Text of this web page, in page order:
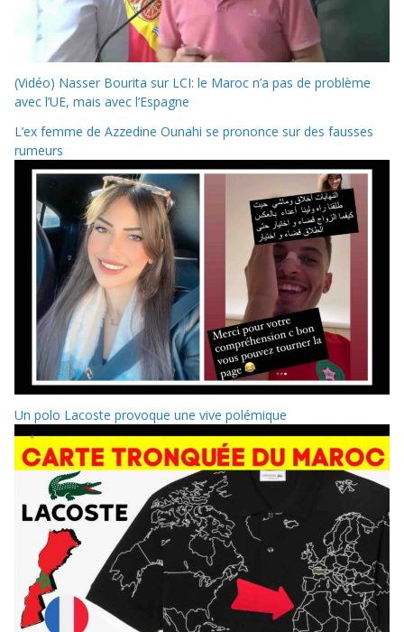
(Vidéo) Nasser Bourita sur LCI: le Maroc n’a pas de problème
avec l’UE, mais avec l’Espagne
L’ex femme de Azzedine Ounahi se prononce sur des fausses
rumeurs
Un polo Lacoste provoque une vive polémique